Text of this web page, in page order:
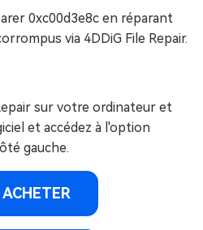
0xc00d3e8c en réparant
via 4DDiG File Repair.
sur votre ordinateur et
et accédez à l'option
gauche.
ACHETER